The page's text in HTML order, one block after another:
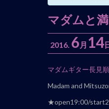
マダムと
2016. 6 月 14
イ
ベ
ト
マダムギター長見順
Madam and
★open19:00/